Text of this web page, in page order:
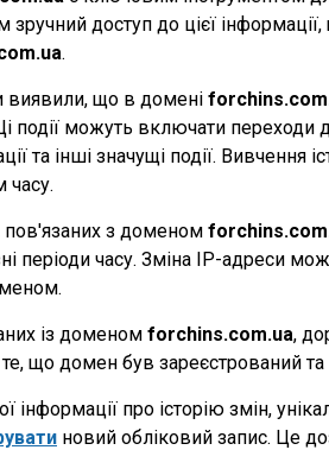
доступ до цієї
.
виявили, що в домені
події можуть включати переходи
та інші значущі події.
часу.
пов'язаних з доменом
періоди часу. Зміна IP-адреси
із доменом forchins.com.ua,
що домен був зареєстрований та
про історію змін,
новий обліковий запис. Це